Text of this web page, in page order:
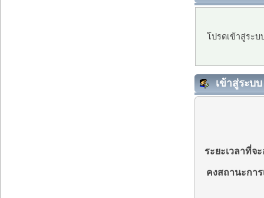
โปรดเข้าสู่ระ
เข้าสู่ระบบ
ระยะเวลาที่จ
คงสถานะกา